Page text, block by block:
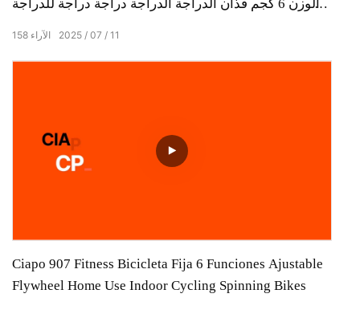
2025 07 11
158 الآراء
Ciapo 907 Fitness Bicicleta Fija 6 Funciones Ajustable
Flywheel Home Use Indoor Cycling Spinning Bikes